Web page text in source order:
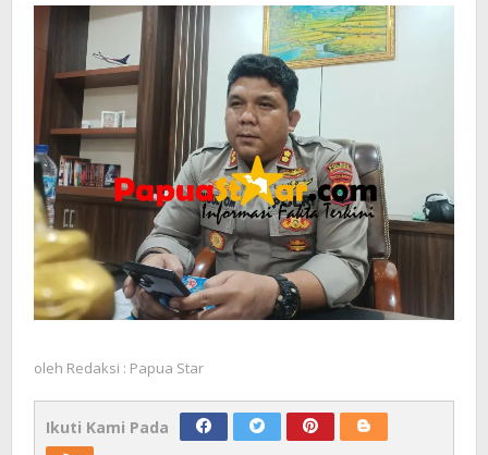
oleh Redaksi : Papua Star
Ikuti Kami Pada